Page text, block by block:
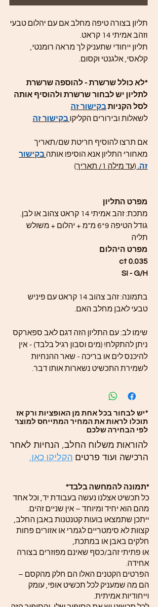
תליון בצורה טיפה מחלב אם עם יהלום טבעי
וזהב אמיתי 14 קראט.
תליון ייחודי שתעניק לך מראה רומנטי,
קלאסי, אלגנטי וקסום.
*לא כולל שרשרת - להוספה שרשרת
לתליון יש לבחור שרשרת ולהוסיף אותה
לסל הקניותבקישור זה
לשאלות ובירורים הקליקו בקישור זה
אם תרצו להוסיף חריטת שם/תאריך
מאחורי התליון אנא הוסיפו אותה בקישור
זה. (עד מילה 1/ תאריך)
מפרט התליון
מתכת: זהב אמיתי 14 קראט צהוב או לבן.
גודל הטיפה 9*6 מ"מ + יהלום + משולש
תליה
מפרט היהלום
0.035 ct
SI - G/H
בתמונה: זהב צהוב 14 קראט עם פיניש
טבעי לאבן מחלב האם.
שימו לב: עם התליון הזה דגם לאב ספארקס
ניתן להתקלח! (מים וסבון רגיל בלבד) - אין
להיכנס לים או בריכה - שאר ההנחיות
לשמירת התכשיט נשארות אותו דבר.
*יש לבחור בכל אחת מן האופציות ורק אז
תוכלו לראות את המחיר המתייחס למוצר
לפי הבחירה שלכם
להוראות משלוח החלב, הנחיות לאחר
הרכישה ועוד פרטים הקליקו כאן.
*תמונה להמחשה בלבד*
כל תכשיט אצלנו נעשה בעבודת יד, וכל אחד
מהם הוא יחיד ומיוחד – אין שניים זהים.
ייתכן שתמצאו בועות קטנטנות באבן החלב,
קצוות לא סימטריים לגמרי או אזורים פחות
חלקים באבן או במתכת,
או פתיתי זהב/כסף שאינם מפוזרים בצורה
אחידה.
הפרטים הקטנים האלו הם חלק מהקסם –
הם מה שמעניק לכל תכשיט אופי, עומק
וייחודיות אמיתית.